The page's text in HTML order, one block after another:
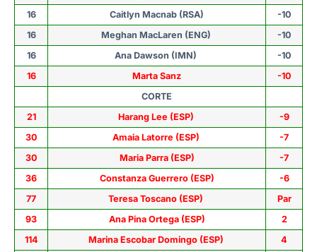
16
Caitlyn Macnab (RSA)
-10
16
Meghan MacLaren (ENG)
-10
16
Ana Dawson (IMN)
-10
16
Marta Sanz
-10
CORTE
21
Harang Lee (ESP)
-9
30
Amaia Latorre (ESP)
-7
30
Maria Parra (ESP)
-7
36
Constanza Guerrero (ESP)
-6
77
Teresa Toscano (ESP)
Par
93
Ana Pina Ortega (ESP)
2
114
Marina Escobar Domingo (ESP) 4